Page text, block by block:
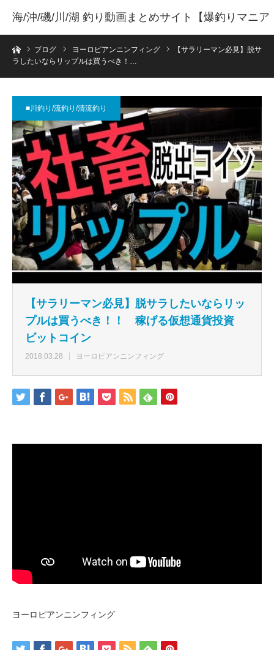
海/沖/磯/川/湖 釣り動画まとめサイト【爆釣りマニア
】ホームブログ ヨーロピアンニンフィング
【サラリーマン必見】脱サ
ラしたいならリップルは買うべき！…
■川釣り/流釣り/清流釣り
【サラリーマン必見】脱サラしたいならリッ
プルは買うべき！！ 稼げる仮想通貨投資
ビットコイン
2018.03.28 ヨーロピアンニンフィング
ヨーロピアンニンフィング